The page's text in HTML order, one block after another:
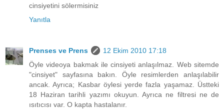
cinsiyetini sölermisiniz
Yanıtla
Prenses ve Prens
12 Ekim 2010 17:18
Öyle videoya bakmak ile cinsiyeti anlaşılmaz. Web sitemde
"cinsiyet" sayfasına bakın. Öyle resimlerden anlaşılabilir
ancak. Ayrıca; Kasbar öylesi yerde fazla yaşamaz. Üstteki
18 Haziran tarihli yazımı okuyun. Ayrıca ne filtresi ne de
ısıtıcısı var. O kapta hastalanır.